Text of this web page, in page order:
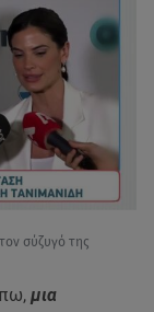
σύζυγό της
μια